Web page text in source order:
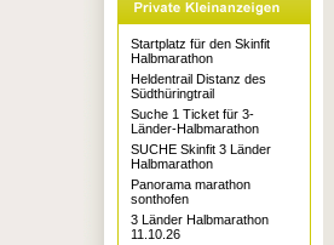
Startplatz für den Skinfit
Halbmarathon
Heldentrail Distanz des
Südthüringtrail
Suche 1 Ticket für 3-
Länder-Halbmarathon
SUCHE Skinfit 3 Länder
Halbmarathon
Panorama marathon
sonthofen
3 Länder Halbmarathon
11.10.26